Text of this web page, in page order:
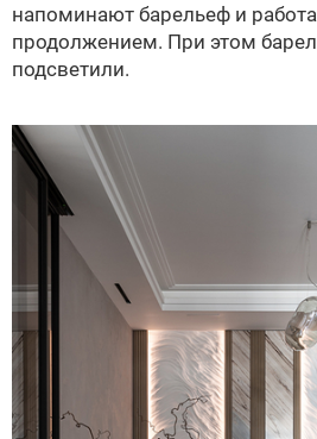
напоминают барельеф и
продолжением. При этом
подсветили.